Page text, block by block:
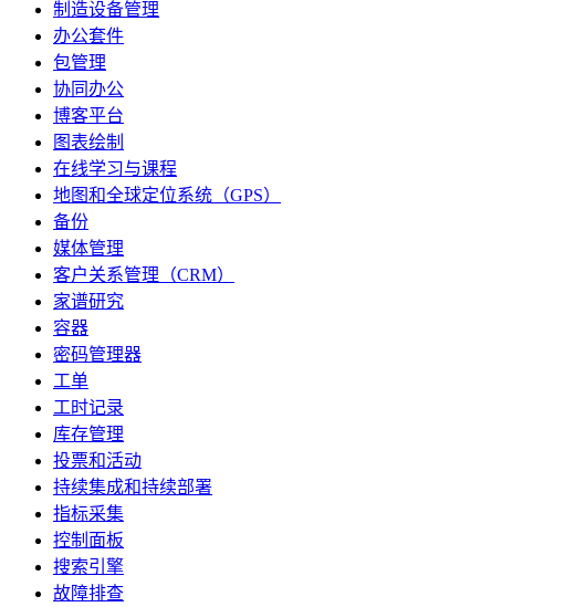
制造设备管理
办公套件
包管理
协同办公
博客平台
图表绘制
在线学习与课程
地图和全球定位系统（GPS）
备份
媒体管理
客户关系管理（CRM）
家谱研究
容器
密码管理器
工单
工时记录
库存管理
投票和活动
持续集成和持续部署
指标采集
控制面板
搜索引擎
故障排查